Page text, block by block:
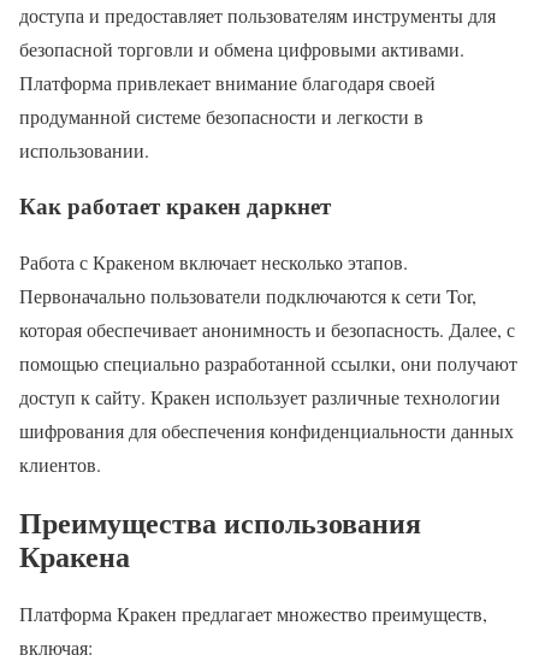
доступа и предоставляет пользователям инструменты для
безопасной торговли и обмена цифровыми активами.
Платформа привлекает внимание благодаря своей
продуманной системе безопасности и легкости в
использовании.
Как работает кракен даркнет
Работа с Кракеном включает несколько этапов.
Первоначально пользователи подключаются к сети Tor,
которая обеспечивает анонимность и безопасность. Далее, с
помощью специально разработанной ссылки, они получают
доступ к сайту. Кракен использует различные технологии
шифрования для обеспечения конфиденциальности данных
клиентов.
Преимущества использования
Кракена
Платформа Кракен предлагает множество преимуществ,
включая: